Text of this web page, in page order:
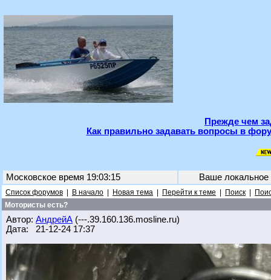
Прежде чем
Как правильно задавать вопросы в
Московское время 19:03:15 Ваше
Список форумов В начало Новая тема Перейти к теме Поиск
Мотористы есть?
Автор: АндрейА (---.39.160.136.mosline.ru)
Дата: 21-12-24 17:37